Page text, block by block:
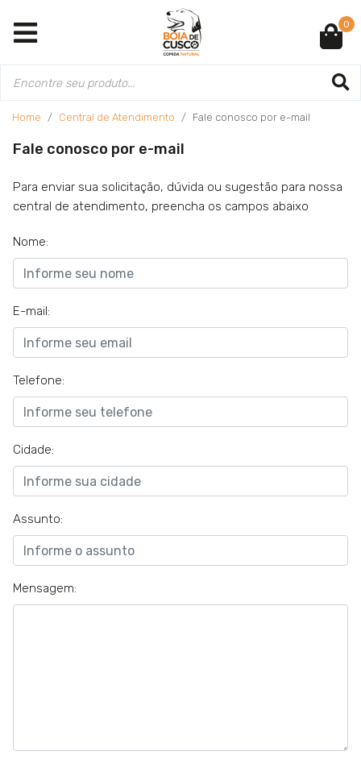
0
Home Central de Atendimento Fale conosco por e-mail
Fale conosco por e-mail
Para enviar sua solicitação, dúvida ou sugestão para nossa
central de atendimento, preencha os campos abaixo
Nome:
E-mail:
Telefone:
Cidade:
Assunto:
Mensagem: